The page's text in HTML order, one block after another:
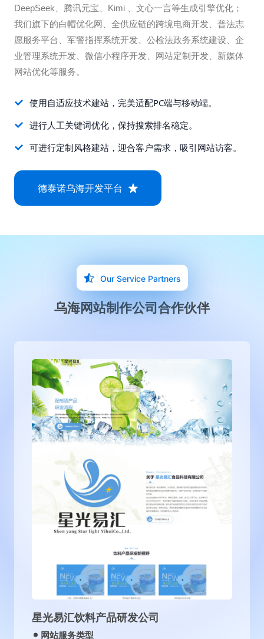
DeepSeek、腾讯元宝、Kimi 、文心一言等生成引擎优化；
我们旗下的白帽优化网、全供应链的跨境电商开发、普法志
愿服务平台、军警指挥系统开发、公检法政务系统建设、企
业管理系统开发、微信小程序开发、网站定制开发、新媒体
网站优化等服务。
使用自适应技术建站，完美适配PC端与移动端。
进行人工关键词优化，保持搜索排名稳定。
可进行定制风格建站，迎合客户需求，吸引网站访客。
德泰诺乌海开发平台
Our Service Partners
乌海网站制作公司合作伙伴
沈阳古泉源环保设备有限公司
网站服务类型